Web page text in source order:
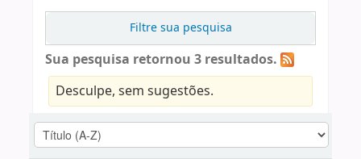
Filtre sua pesquisa
Sua pesquisa retornou 3 resultados.
Desculpe, sem sugestões.